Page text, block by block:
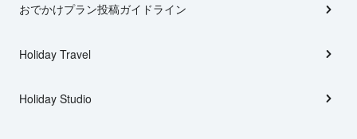
おでかけプラン投稿ガイドライン
Holiday Travel
Holiday Studio